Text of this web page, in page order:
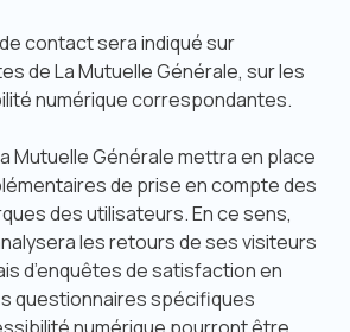
contact sera indiqué sur
de La Mutuelle Générale, sur les
numérique correspondantes.
Mutuelle Générale mettra en place
de prise en compte des
des utilisateurs. En ce sens,
les retours de ses visiteurs
d’enquêtes de satisfaction en
questionnaires spécifiques